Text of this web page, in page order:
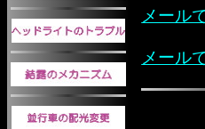
メール
メール